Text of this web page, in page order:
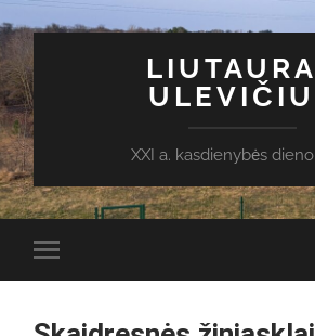
XXI a. kasdienybės
Toggle
mobile